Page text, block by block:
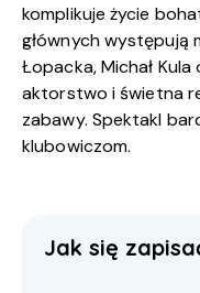
komplikuje życie
głównych występują
Łopacka, Michał
aktorstwo i świetna
zabawy. Spektakl
klubowiczom.
Jak się